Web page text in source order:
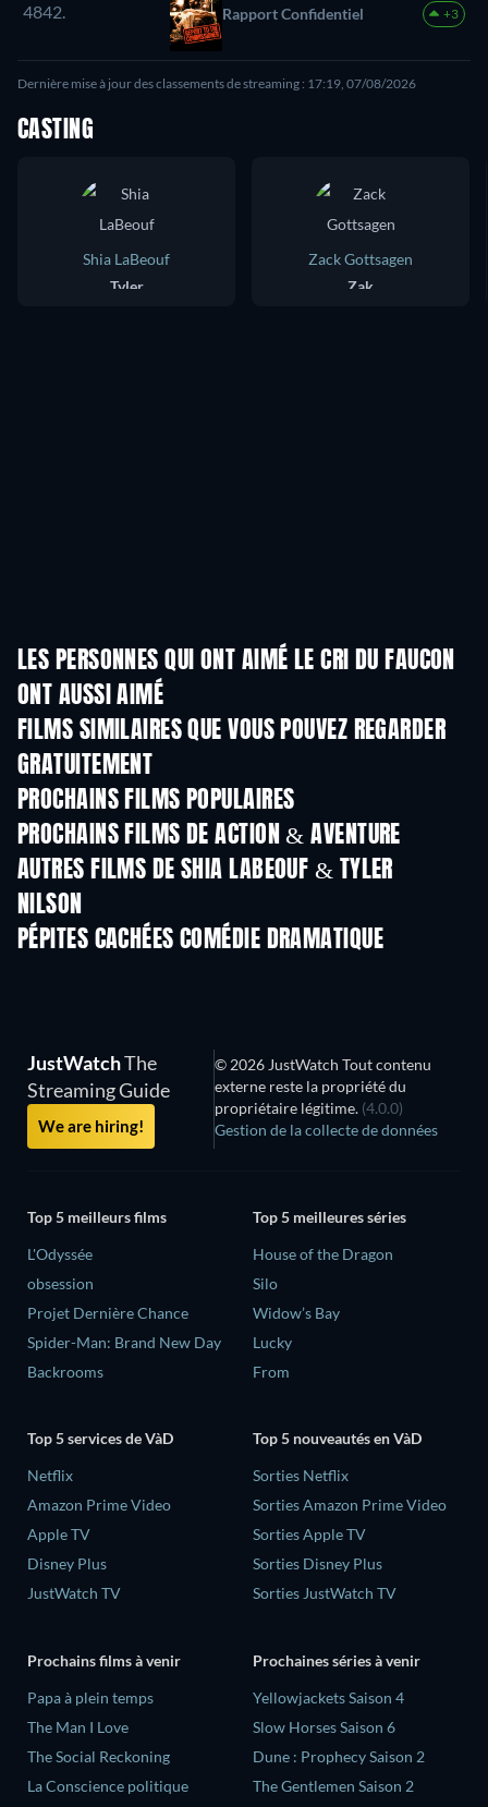
4842. Rapport Confidentiel +3
Dernière mise à jour des classements de streaming : 17:19, 07/08/2026
CASTING
Shia LaBeouf
Tyler
Zack Gottsagen
Zak
LES PERSONNES QUI ONT AIMÉ LE CRI DU FAUCON
ONT AUSSI AIMÉ
FILMS SIMILAIRES QUE VOUS POUVEZ REGARDER
GRATUITEMENT
PROCHAINS FILMS POPULAIRES
PROCHAINS FILMS DE ACTION & AVENTURE
AUTRES FILMS DE SHIA LABEOUF & TYLER
NILSON
PÉPITES CACHÉES COMÉDIE DRAMATIQUE
Série
JustWatchThe
Streaming Guide
We are hiring!
© 2026 JustWatch Tout contenu
externe reste la propriété du
propriétaire légitime. (4.0.0)
Gestion de la collecte de données
Top 5 meilleurs films
L'Odyssée
obsession
Projet Dernière Chance
Spider-Man: Brand New Day
Backrooms
Top 5 meilleures séries
House of the Dragon
Silo
Widow’s Bay
Lucky
From
Top 5 services de VàD
Netflix
Amazon Prime Video
Apple TV
Disney Plus
JustWatch TV
Top 5 nouveautés en VàD
Sorties Netflix
Sorties Amazon Prime Video
Sorties Apple TV
Sorties Disney Plus
Sorties JustWatch TV
Prochains films à venir
‎Papa à plein temps
The Man I Love
The Social Reckoning
La Conscience politique
Prochaines séries à venir
Yellowjackets Saison 4
Slow Horses Saison 6
Dune : Prophecy Saison 2
The Gentlemen Saison 2